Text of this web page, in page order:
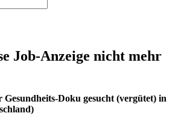
Job-Anzeige nicht mehr
Doku gesucht (vergütet) in